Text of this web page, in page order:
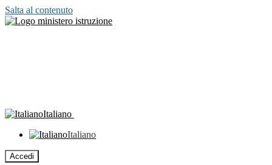
Salta al contenuto
Italiano
Italiano
Accedi